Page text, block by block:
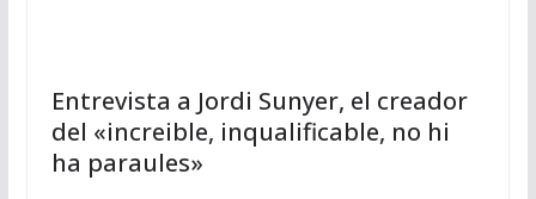
Entrevista a Jordi Sunyer, el creador
del «increible, inqualificable, no hi
ha paraules»